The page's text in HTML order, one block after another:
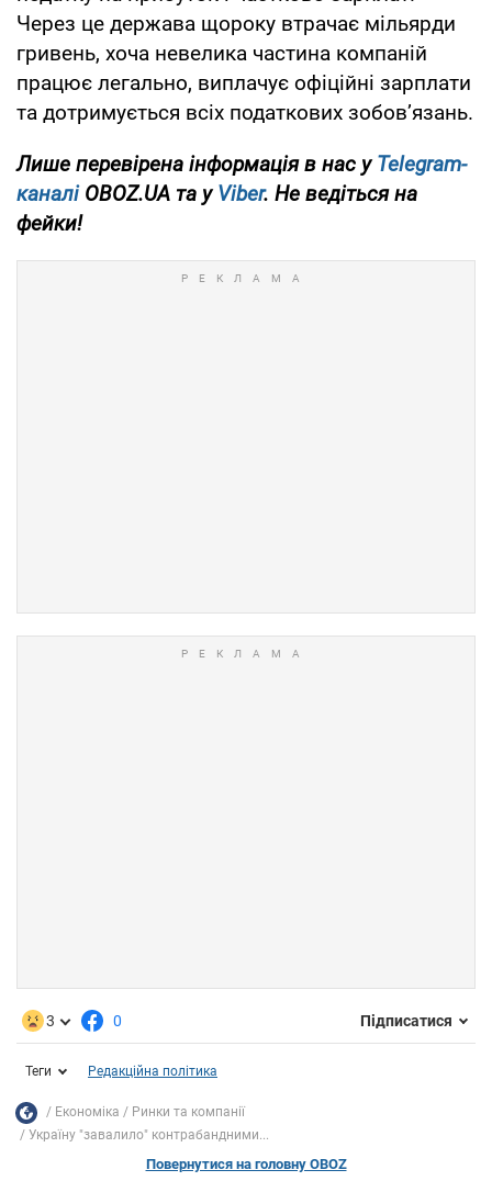
Через це держава щороку втрачає мільярди
гривень, хоча невелика частина компаній
працює легально, виплачує офіційні зарплати
та дотримується всіх податкових зобов’язань.
Лише перевірена інформація в нас уTelegram-
каналіOBOZ.UA та уViber. Не ведіться на
фейки!
3 0 Підписатися
Теги Редакційна політика
Економіка
Ринки та компанії
Україну "завалило" контрабандними...
Повернутися на головну OBOZ